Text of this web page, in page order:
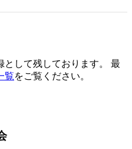
として残しております。 最
覧をご覧ください。